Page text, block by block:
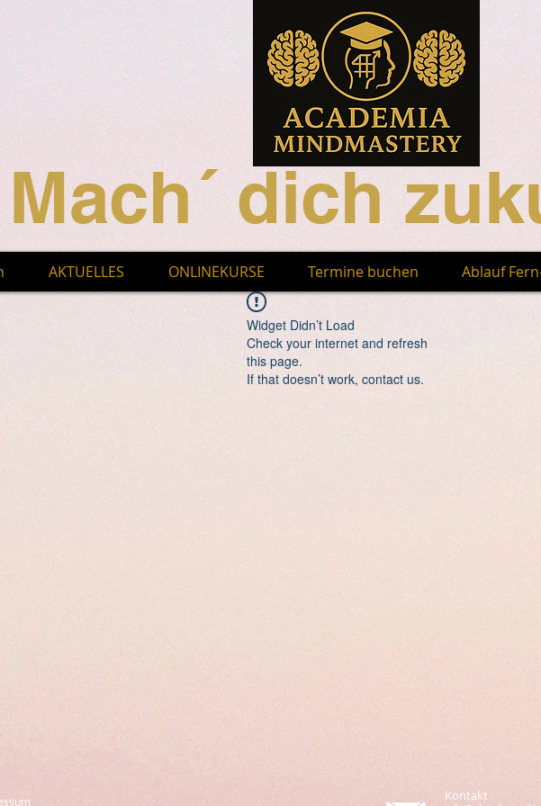
Mach´ dich
AKTUELLES ONLINEKURSE Termine buchen Ablauf
Widget Didn’t Load
Check your internet and refresh
this page.
If that doesn’t work, contact us.
Kontakt